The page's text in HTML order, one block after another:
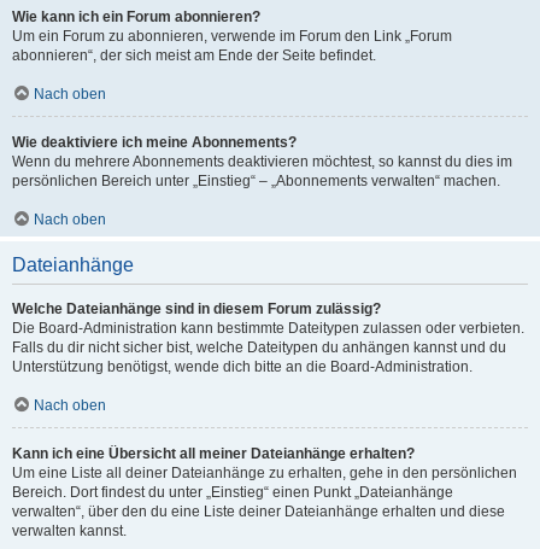
Wie kann ich ein Forum abonnieren?
Um ein Forum zu abonnieren, verwende im Forum den Link „Forum
abonnieren“, der sich meist am Ende der Seite befindet.
Nach oben
Wie deaktiviere ich meine Abonnements?
Wenn du mehrere Abonnements deaktivieren möchtest, so kannst du dies im
persönlichen Bereich unter „Einstieg“ – „Abonnements verwalten“ machen.
Nach oben
Dateianhänge
Welche Dateianhänge sind in diesem Forum zulässig?
Die Board-Administration kann bestimmte Dateitypen zulassen oder verbieten.
Falls du dir nicht sicher bist, welche Dateitypen du anhängen kannst und du
Unterstützung benötigst, wende dich bitte an die Board-Administration.
Nach oben
Kann ich eine Übersicht all meiner Dateianhänge erhalten?
Um eine Liste all deiner Dateianhänge zu erhalten, gehe in den persönlichen
Bereich. Dort findest du unter „Einstieg“ einen Punkt „Dateianhänge
verwalten“, über den du eine Liste deiner Dateianhänge erhalten und diese
verwalten kannst.